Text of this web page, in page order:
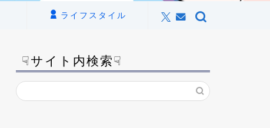
ライフスタイル
☟サイト内検索☟